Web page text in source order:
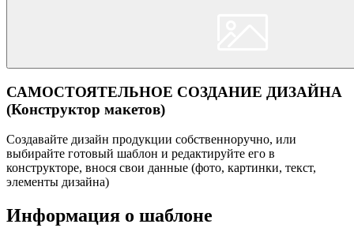
САМОСТОЯТЕЛЬНОЕ СОЗДАНИЕ ДИЗАЙНА
(Конструктор макетов)
Создавайте дизайн продукции собственноручно, или
выбирайте готовый шаблон и редактируйте его в
конструкторе, внося свои данные (фото, картинки, текст,
элементы дизайна)
Информация о шаблоне